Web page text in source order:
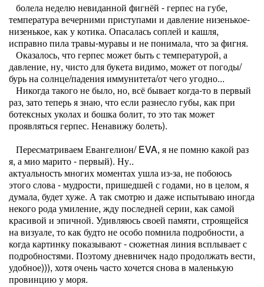
болела неделю невиданной фигнёй - герпес на губе,
температура вечерними приступами и давление низенькое-
низенькое, как у котика. Опасалась соплей и кашля,
исправно пила травы-муравы и не понимала, что за фигня.
Оказалось, что герпес может быть с температурой, а
давление, ну, чисто для букета видимо, может от погоды/
бурь на солнце/падения иммунитета/от чего угодно...
Никогда такого не было, но, всё бывает когда-то в первый
раз, зато теперь я знаю, что если разнесло губы, как при
ботексных уколах и бошка болит, то это так может
проявляться герпес. Ненавижу болеть).
Пересматриваем Евангелион/ EVA, я не помню какой раз
я, а мио марито - первый). Ну..
актуальность многих моментах ушла из-за, не побоюсь
этого слова - мудрости, пришедшей с годами, но в целом, я
думала, будет хуже. А так смотрю и даже испытываю иногда
некого рода умиление, жду последней серии, как самой
красивой и эпичной. Удивляюсь своей памяти, строящейся
на визуале, то как будто не особо помнила подробности, а
когда картинку показывают - сюжетная линия всплывает с
подробностями. Поэтому дневничек надо продолжать вести,
удобное))), хотя очень часто хочется снова в маленькую
провинцию у моря.